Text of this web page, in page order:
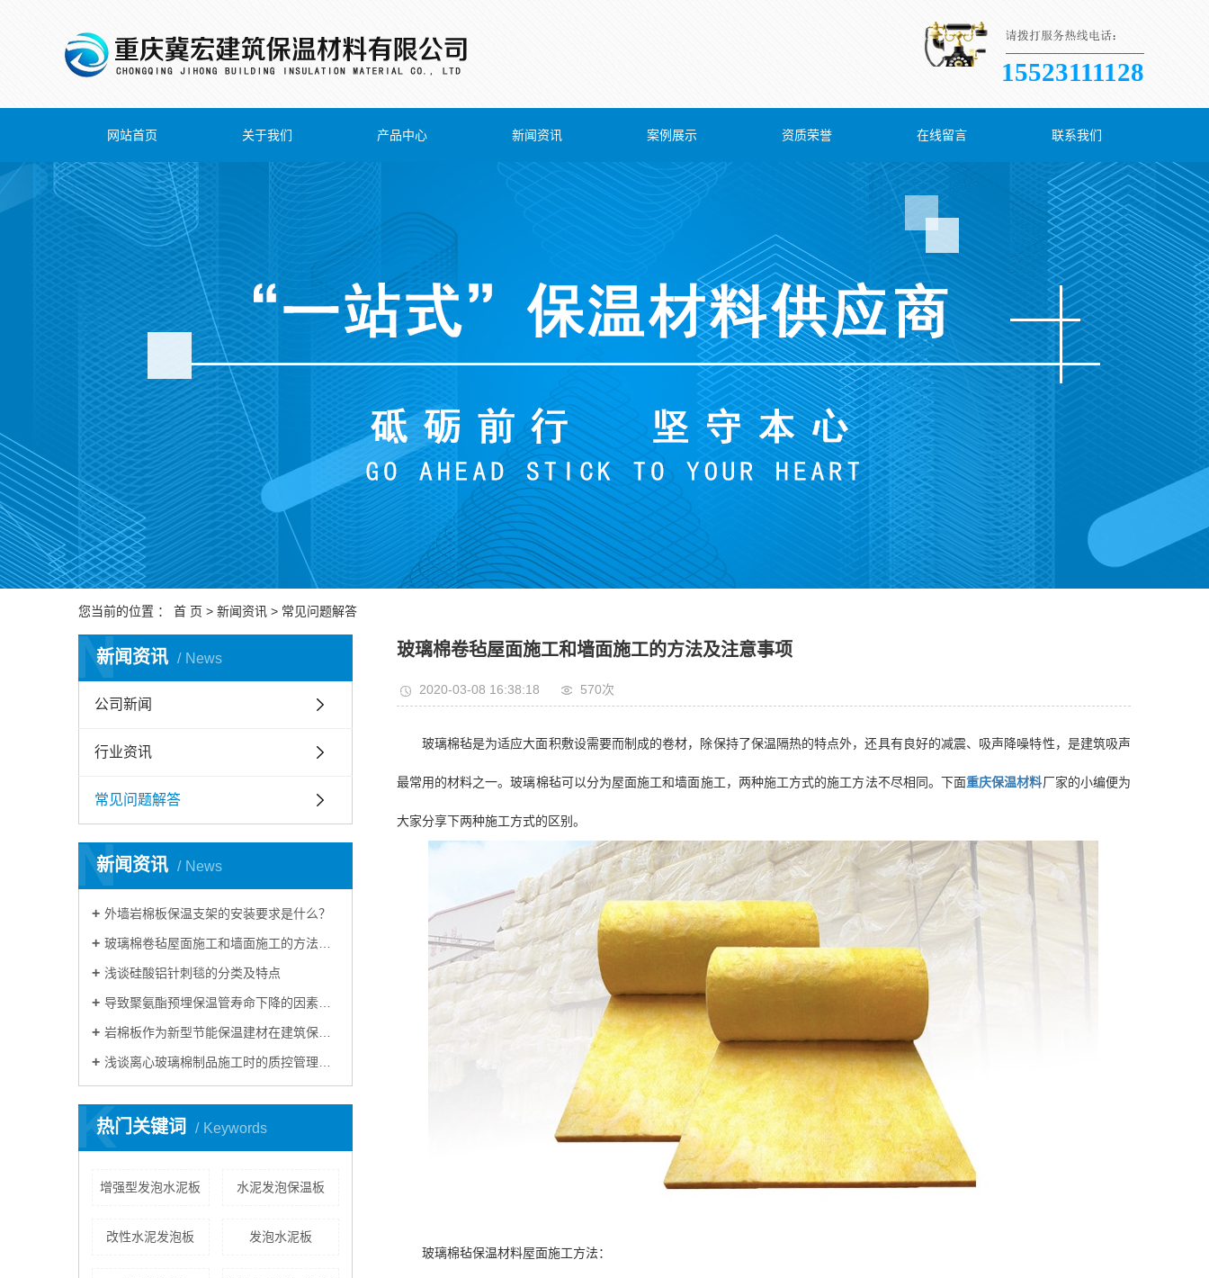
15523111128
网站首页 关于我们 产品中心 新闻资讯 案例展示 资质荣誉 在线留言 联系我们
您当前的位置 ： 首 页 > 新闻资讯 > 常见问题解答
新闻资讯 News
N
公司新闻
行业资讯
常见问题解答
新闻资讯 News
N
外墙岩棉板保温支架的安装要求是什么？
玻璃棉卷毡屋面施工和墙面施工的方法及注意事项
浅谈硅酸铝针刺毯的分类及特点
导致聚氨酯预埋保温管寿命下降的因素有哪些？
岩棉板作为新型节能保温建材在建筑保温材料行业的应用占比将越来越大
浅谈离心玻璃棉制品施工时的质控管理及作业条件
热门关键词 Keywords
K
增强型发泡水泥板 水泥发泡保温板
改性水泥发泡板 发泡水泥板
玻璃棉卷毡屋面施工和墙面施工的方法及注意事项
2020-03-08 16:38:18 570次
玻璃棉毡是为适应大面积敷设需要而制成的卷材，除保持了保温隔热的特点外，还具有良好的减震、吸声降噪特性，是建筑吸声
最常用的材料之一。玻璃棉毡可以分为屋面施工和墙面施工，两种施工方式的施工方法不尽相同。下面重庆保温材料厂家的小编便为
大家分享下两种施工方式的区别。
玻璃棉毡保温材料屋面施工方法：